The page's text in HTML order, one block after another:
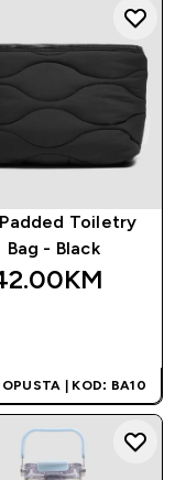
Padded Toiletry
Bag - Black
| KOD: BA10